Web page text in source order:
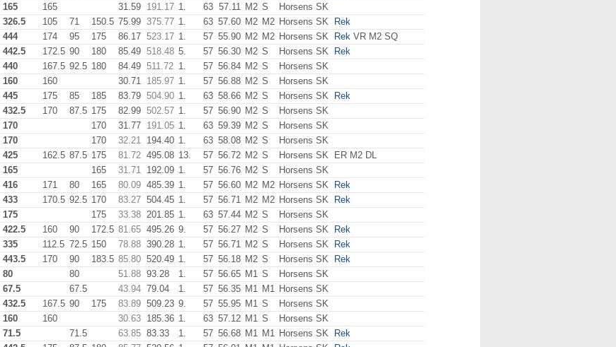
165 165 31.59 191.17 1. 63 57.11 M2 S
Horsens SK
326.5 105 71 150.5 75.99 375.77 1. 63 57.60 M2 M2 Horsens SK
Rek
444 174 95 175 86.17 523.17 1. 57 55.90 M2 M2 Horsens SK Rek VR M2 SQ
442.5 172.5 90 180 85.49 518.48 5. 57 56.30 M2 S Horsens SK
Rek
440 167.5 92.5 180 84.49 511.72 1. 57 56.84 M2 S
Horsens SK
160 160 30.71 185.97 1. 57 56.88 M2 S
Horsens SK
445 175 85 185 83.79 504.90 1. 63 58.66 M2 S Horsens SK
Rek
432.5 170 87.5 175 82.99 502.57 1. 57 56.90 M2 S
Horsens SK
170 170 31.77 191.05 1. 63 59.39 M2 S
Horsens SK
170 170 32.21 194.40 1. 63 58.08 M2 S
Horsens SK
425 162.5 87.5 175 81.72 495.08 13. 57 56.72 M2 S Horsens SK
ER M2 DL
165 165 31.71 192.09 1. 57 56.76 M2 S
Horsens SK
416 171 80 165 80.09 485.39 1. 57 56.60 M2 M2 Horsens SK
Rek
433 170.5 92.5 170 83.27 504.45 1. 57 56.71 M2 M2 Horsens SK
Rek
175 175 33.38 201.85 1. 63 57.44 M2 S
Horsens SK
422.5 160 90 172.5 81.65 495.26 9. 57 56.27 M2 S Horsens SK
Rek
335 112.5 72.5 150 78.88 390.28 1. 57 56.71 M2 S Horsens SK
Rek
443.5 170 90 183.5 85.80 520.49 1. 57 56.18 M2 S Horsens SK
Rek
80 80 51.88 93.28 1. 57 56.65 M1 S
Horsens SK
67.5 67.5 43.94 79.04 1. 57 56.35 M1 M1 Horsens SK
432.5 167.5 90 175 83.89 509.23 9. 57 55.95 M1 S
Horsens SK
160 160 30.63 185.36 1. 63 57.12 M1 S
Horsens SK
71.5 71.5 63.85 83.33 1. 57 56.68 M1 M1 Horsens SK
Rek